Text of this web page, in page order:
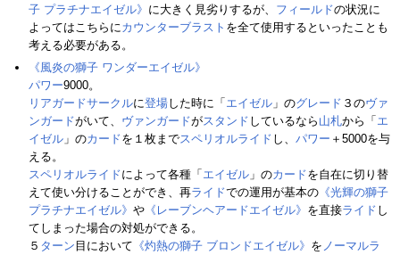
子 プラチナエイゼル》 に大きく見劣りするが、 フィールドの状況に
よってはこちらにカウンターブラスト を全て使用するといったことも
考える必要がある。
《風炎の獅子 ワンダーエイゼル》
パワー9000。
リアガードサークルに登場した時に「 エイゼル 」のグレード ３のヴァ
ンガードがいて、 ヴァンガードがスタンド しているなら 山札から「 エ
イゼル 」のカードを１枚までスペリオルライド し、 パワー ＋5000を与
える。
スペリオルライドによって各種「 エイゼル 」のカードを自在に切り替
えて使い分けることができ、再ライドでの運用が基本の 《光輝の獅子
プラチナエイゼル》 や 《レーブンヘアードエイゼル》 を直接ライド し
てしまった場合の対処ができる。
５ ターン 目において 《灼熱の獅子 ブロンドエイゼル》 を ノーマルラ